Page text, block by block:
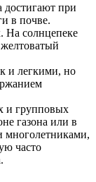
достигают при
в почве.
На солнцепеке
и легкими, но
и групповых
газона или в
многолетниками,
часто